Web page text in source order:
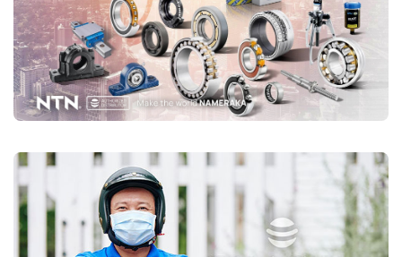
Chọn thương hiệu NTN chính hãng: Tránh hàng giả bằng cách
mua từĐại lý uỷ quyền NTN
7. Kết Luận
Vòng bi cầu rãnh sâu NTN là một trong những loại vòng bi đáng tin
cậy nhất trên thị trường, nhờ vào độ bền cao, vận hành êm ái và khả
8. Mua vòng bi bạc đạn NTN chính hãng ở đâu?
Trên thị trường vòng bi bạc đạn NTN bị làm giả rất nhiều, để lựa
chọn mua đúng vòng bi NTN chính hãng Bạn nên lựa chọn
Đại lý uỷ
quyền NTNđể đảm nguồn gốc sản phẩm chính hãng. VOBICO